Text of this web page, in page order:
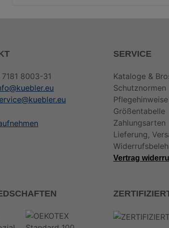
8003-31
SERVICE
Kataloge &
Schutznormen
Pflegehinweise
Größentabelle
Zahlungsarten
Lieferung,
Vertrag